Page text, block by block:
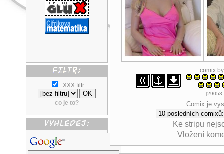
XXX filtr
co je to?
comix
Comix je
Ke stripu
Vložení